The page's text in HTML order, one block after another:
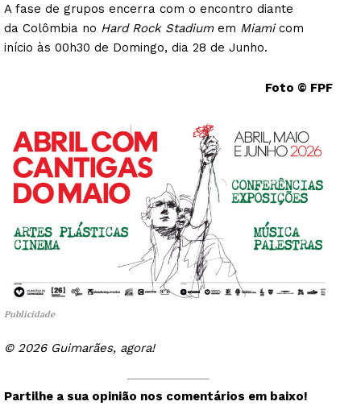
A fase de grupos encerra com o encontro diante
da Colômbia no Hard Rock Stadiumem Miamicom
início às 00h30 de Domingo, dia 28 de Junho.
Foto © FPF
Publicidade
© 2026 Guimarães, agora!
Partilhe a sua opinião nos comentários em baixo!